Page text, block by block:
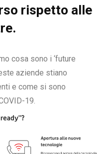
rispetto alle
cosa sono i ‘future
aziende stiano
e come si sono
19.